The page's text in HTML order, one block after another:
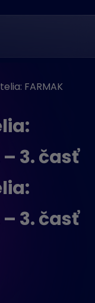
FARMAK
– 3. časť
– 3. časť